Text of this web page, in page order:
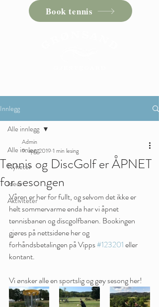
Book tennis
Innlegg
Alle innlegg
Nyheter
Ideer
Aktiviteter
Alle innlegg
Tennis og DiscGolf er ÅPNET
for sesongen
Admin
9. apr. 2019 1 min lesing
Våren er her for fullt, og selvom det ikke er
helt sommervarme enda har vi åpnet
tennisbanen og discgolfbanen. Bookingen
gjøres på nettsidene her og
forhåndsbetalingen på Vipps #123201 eller
kontant.
Vi ønsker alle en sportslig og gøy sesong her!